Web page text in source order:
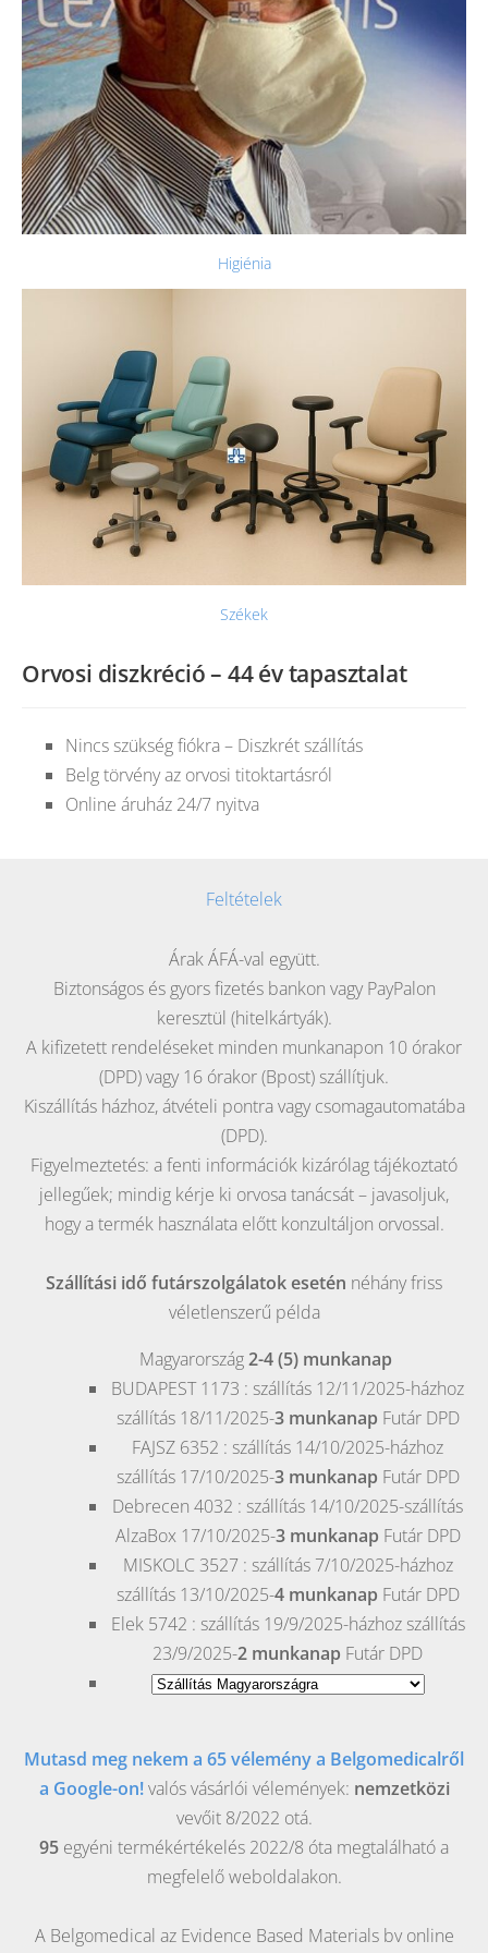
Orvosi diszkréció – 44 év tapasztalat
Nincs szükség fiókra – Diszkrét szállítás
Belg törvény az orvosi titoktartásról
Online áruház 24/7 nyitva
Higiénia
Székek
Feltételek
Árak ÁFÁ-val együtt.
Biztonságos és gyors fizetés bankon vagy PayPalon
keresztül (hitelkártyák).
A kifizetett rendeléseket minden munkanapon 10 órakor
(DPD) vagy 16 órakor (Bpost) szállítjuk.
Kiszállítás házhoz, átvételi pontra vagy csomagautomatába
(DPD).
Figyelmeztetés: a fenti információk kizárólag tájékoztató
jellegűek; mindig kérje ki orvosa tanácsát – javasoljuk,
hogy a termék használata előtt konzultáljon orvossal.
Szállítási idő futárszolgálatok esetén néhány friss
véletlenszerű példa
Magyarország2-4 (5) munkanap
BUDAPEST1173 : szállítás 12/11/2025-házhoz
szállítás 18/11/2025-3 munkanap Futár DPD
FAJSZ 6352 : szállítás 14/10/2025-házhoz
szállítás 17/10/2025-3 munkanap Futár DPD
Debrecen 4032 : szállítás 14/10/2025-szállítás
AlzaBox 17/10/2025-3 munkanap Futár DPD
MISKOLC 3527 : szállítás 7/10/2025-házhoz
szállítás 13/10/2025-4 munkanap Futár DPD
Elek5742 : szállítás 19/9/2025-házhoz szállítás
23/9/2025-2 munkanap Futár DPD
Mutasd meg nekem a 65 vélemény a Belgomedicalről
a Google-on!valós vásárlói vélemények: nemzetközi
vevőit 8/2022 otá.
95 egyéni termékértékelés 2022/8 óta megtalálható a
megfelelő weboldalakon.
A Belgomedical az Evidence Based Materials bv online